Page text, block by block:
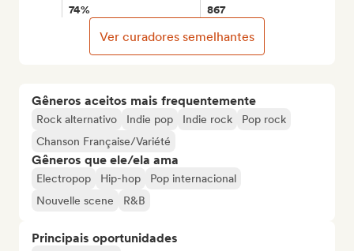
Gêneros aceitos mais frequentemente
Rock alternativo Indie pop Indie rock
Pop rock
Chanson Française/Variété
Gêneros que ele/ela ama
Electropop Hip-hop
Pop internacional
Nouvelle scene
R&B
Principais oportunidades
74% 867
Ver curadores semelhantes